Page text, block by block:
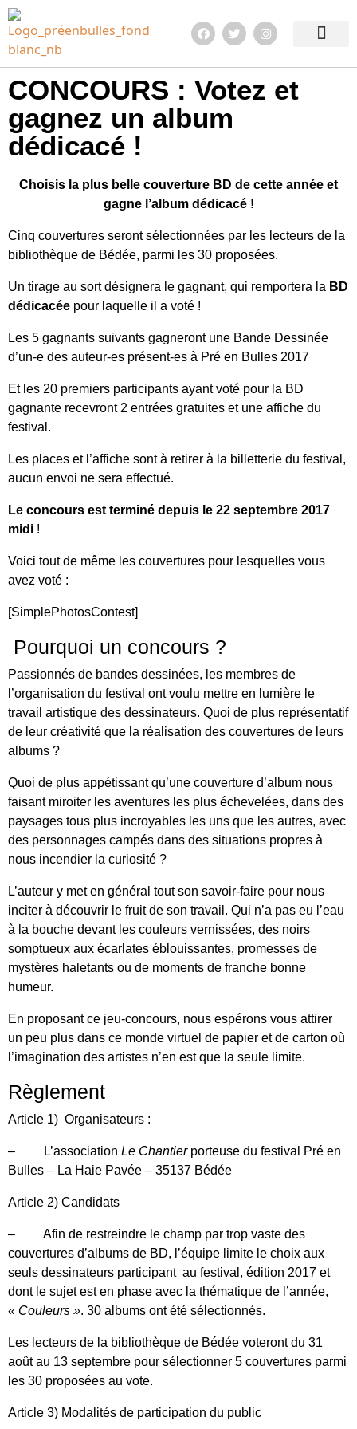
CONCOURS : Votez et
gagnez un album
dédicacé !
Choisis la plus belle couverture BD de cette année et
gagne l’album dédicacé !
Cinq couvertures seront sélectionnées par les lecteurs de la
bibliothèque de Bédée, parmi les 30 proposées.
Un tirage au sort désignera le gagnant, qui remportera la BD
dédicacée pour laquelle il a voté !
Les 5 gagnants suivants gagneront une Bande Dessinée
d’un-e des auteur-es présent-es à Pré en Bulles 2017
Et les 20 premiers participants ayant voté pour la BD
gagnante recevront 2 entrées gratuites et une affiche du
festival.
Les places et l’affiche sont à retirer à la billetterie du festival,
aucun envoi ne sera effectué.
Le concours est terminé depuis le 22 septembre 2017
midi !
Voici tout de même les couvertures pour lesquelles vous
avez voté :
[SimplePhotosContest]
Pourquoi un concours ?
Passionnés de bandes dessinées, les membres de
l’organisation du festival ont voulu mettre en lumière le
travail artistique des dessinateurs. Quoi de plus représentatif
de leur créativité que la réalisation des couvertures de leurs
albums ?
Quoi de plus appétissant qu’une couverture d’album nous
faisant miroiter les aventures les plus échevelées, dans des
paysages tous plus incroyables les uns que les autres, avec
des personnages campés dans des situations propres à
nous incendier la curiosité ?
L’auteur y met en général tout son savoir-faire pour nous
inciter à découvrir le fruit de son travail. Qui n’a pas eu l’eau
à la bouche devant les couleurs vernissées, des noirs
somptueux aux écarlates éblouissantes, promesses de
mystères haletants ou de moments de franche bonne
humeur.
En proposant ce jeu-concours, nous espérons vous attirer
un peu plus dans ce monde virtuel de papier et de carton où
l’imagination des artistes n’en est que la seule limite.
Règlement
Article 1) Organisateurs :
– L’association Le Chantier porteuse du festival Pré en
Bulles – La Haie Pavée – 35137 Bédée
Article 2) Candidats
– Afin de restreindre le champ par trop vaste des
couvertures d’albums de BD, l’équipe limite le choix aux
seuls dessinateurs participant au festival, édition 2017 et
dont le sujet est en phase avec la thématique de l’année,
« Couleurs ». 30 albums ont été sélectionnés.
Les lecteurs de la bibliothèque de Bédée voteront du 31
août au 13 septembre pour sélectionner 5 couvertures parmi
les 30 proposées au vote.
Article 3) Modalités de participation du public